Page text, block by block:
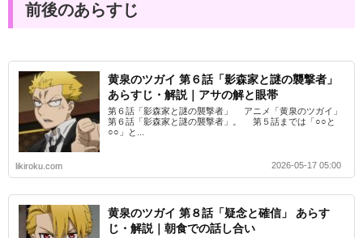
前後のあらすじ
黄泉のツガイ 第６話「影森家と謎の襲撃者」
あらすじ・解説｜アサの解と眼帯
第６話「影森家と謎の襲撃者」 アニメ「黄泉のツガイ」
第６話「影森家と謎の襲撃者」。 第５話までは「○○と
○○」と...
likiroku.com 2026-05-17 05:00
黄泉のツガイ 第８話「疑念と確信」 あらす
じ・解説｜朝食での話し合い